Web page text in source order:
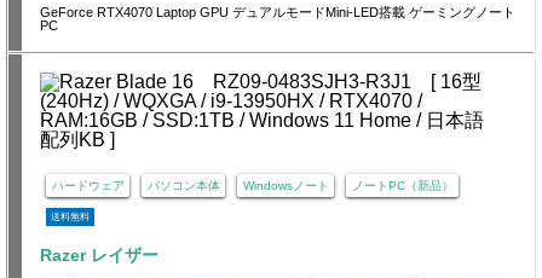
GeForce RTX4070 Laptop GPU デュアルモードMini-LED搭載 ゲーミングノート
PC
ハードウェア パソコン本体 Windowsノート ノートPC（新品）
送料無料
Razer レイザー